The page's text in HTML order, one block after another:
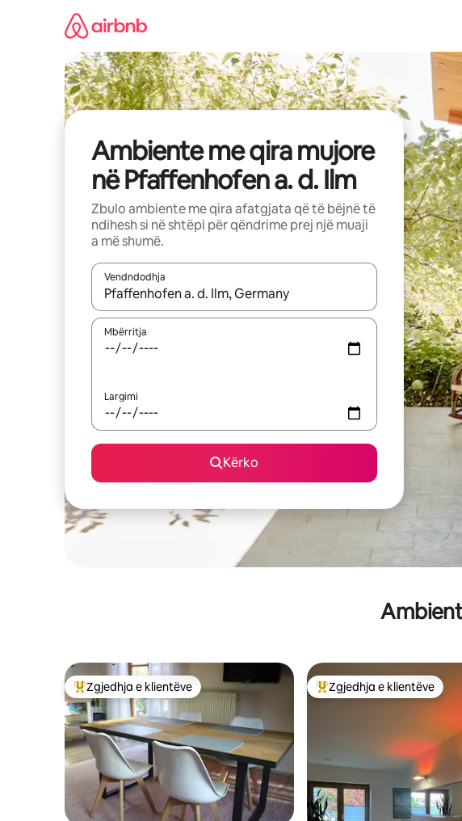
Ambiente me qira mujore
në Pfaffenhofen a. d. Ilm
Zbulo ambiente me qira afatgjata që të bëjnë të
ndihesh si në shtëpi për qëndrime prej një muaji
a më shumë.
Vendndodhja
Kur rezultatet të jenë të disponueshme, lëviz me butonat e
Mbërritja
Largimi
Kërko
Më të mirat e zgjedhjeve të klientëve
Zgjedhja e klientëve Më të mirat e zgjedhjeve të
Zgjedhja e klientëve